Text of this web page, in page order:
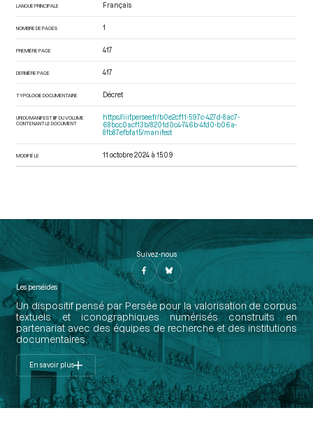
LANGUE PRINCIPALE Français
NOMBRE DE PAGES 1
PREMIÈRE PAGE 417
DERNIÈRE PAGE 417
TYPOLOGIE DOCUMENTAIRE Décret
URI DU MANIFEST IIIF DU VOLUME
CONTENANT LE DOCUMENT
https://iiif.persee.fr/b0e2cf11-597c-427d-8ac7-
68bcc0acf13b/8201d0c4-746b-4fd0-b06a-
8fb87efbfa15/manifest
MODIFIÉ LE 11 octobre 2024 à 15:09
Suivez-nous
Les perséides
Un dispositif pensé par Persée pour la valorisation de corpus
textuels et iconographiques numérisés construits en
partenariat avec des équipes de recherche et des institutions
documentaires.
En savoir plus